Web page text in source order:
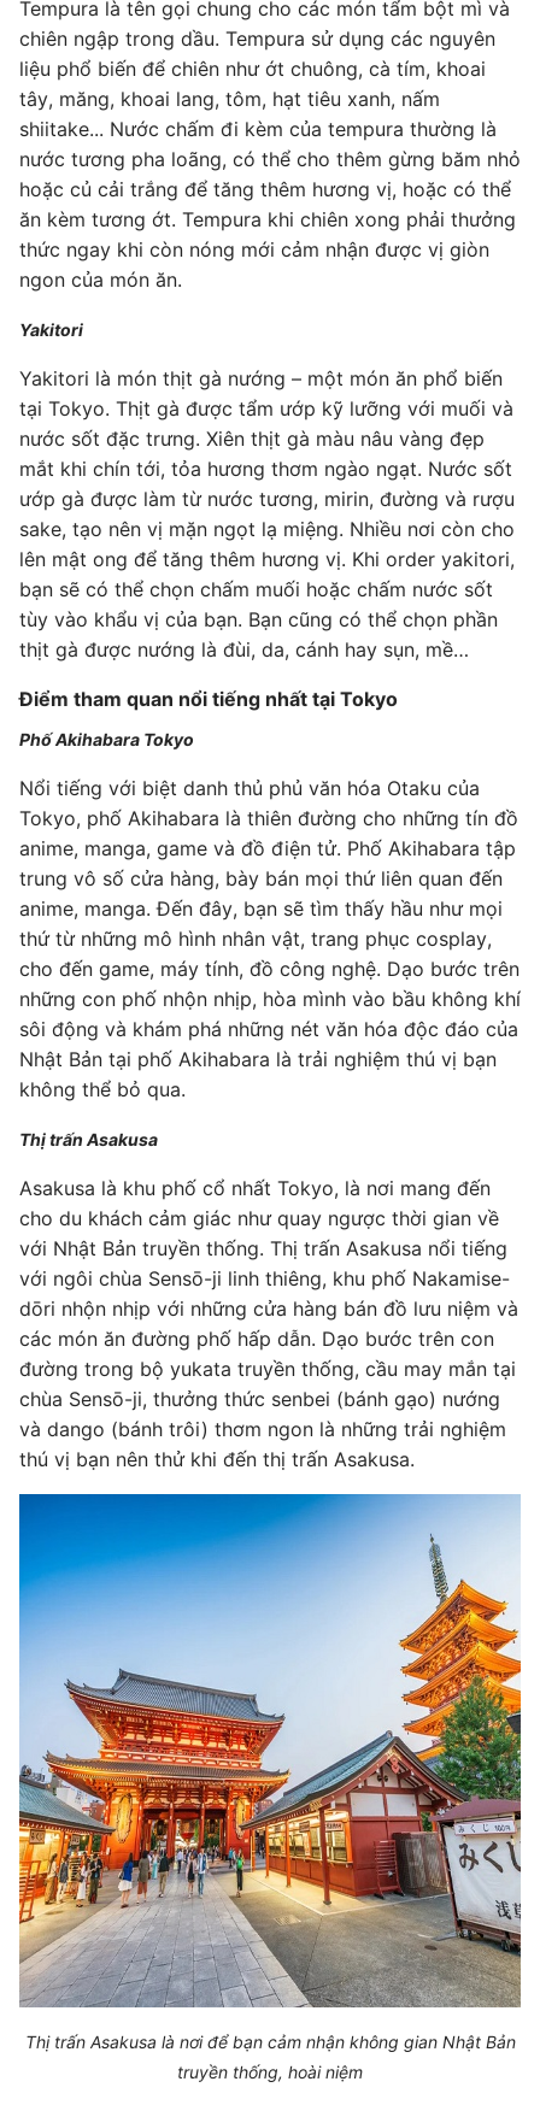
Tempura là tên gọi chung cho các món tẩm bột mì và
chiên ngập trong dầu. Tempura sử dụng các nguyên
liệu phổ biến để chiên như ớt chuông, cà tím, khoai
tây, măng, khoai lang, tôm, hạt tiêu xanh, nấm
shiitake... Nước chấm đi kèm của tempura thường là
nước tương pha loãng, có thể cho thêm gừng băm nhỏ
hoặc củ cải trắng để tăng thêm hương vị, hoặc có thể
ăn kèm tương ớt. Tempura khi chiên xong phải thưởng
thức ngay khi còn nóng mới cảm nhận được vị giòn
ngon của món ăn.
Yakitori
Yakitori là món thịt gà nướng – một món ăn phổ biến
tại Tokyo. Thịt gà được tẩm ướp kỹ lưỡng với muối và
nước sốt đặc trưng. Xiên thịt gà màu nâu vàng đẹp
mắt khi chín tới, tỏa hương thơm ngào ngạt. Nước sốt
ướp gà được làm từ nước tương, mirin, đường và rượu
sake, tạo nên vị mặn ngọt lạ miệng. Nhiều nơi còn cho
lên mật ong để tăng thêm hương vị. Khi order yakitori,
bạn sẽ có thể chọn chấm muối hoặc chấm nước sốt
tùy vào khẩu vị của bạn. Bạn cũng có thể chọn phần
thịt gà được nướng là đùi, da, cánh hay sụn, mề…
Điểm tham quan nổi tiếng nhất tại Tokyo
Phố Akihabara Tokyo
Nổi tiếng với biệt danh thủ phủ văn hóa Otaku của
Tokyo, phố Akihabara là thiên đường cho những tín đồ
anime, manga, game và đồ điện tử. Phố Akihabara tập
trung vô số cửa hàng, bày bán mọi thứ liên quan đến
anime, manga. Đến đây, bạn sẽ tìm thấy hầu như mọi
thứ từ những mô hình nhân vật, trang phục cosplay,
cho đến game, máy tính, đồ công nghệ. Dạo bước trên
những con phố nhộn nhịp, hòa mình vào bầu không khí
sôi động và khám phá những nét văn hóa độc đáo của
Nhật Bản tại phố Akihabara là trải nghiệm thú vị bạn
không thể bỏ qua.
Thị trấn Asakusa
Asakusa là khu phố cổ nhất Tokyo, là nơi mang đến
cho du khách cảm giác như quay ngược thời gian về
với Nhật Bản truyền thống. Thị trấn Asakusa nổi tiếng
với ngôi chùa Sensō-ji linh thiêng, khu phố Nakamise-
dōri nhộn nhịp với những cửa hàng bán đồ lưu niệm và
các món ăn đường phố hấp dẫn. Dạo bước trên con
đường trong bộ yukata truyền thống, cầu may mắn tại
chùa Sensō-ji, thưởng thức senbei (bánh gạo) nướng
và dango (bánh trôi) thơm ngon là những trải nghiệm
thú vị bạn nên thử khi đến thị trấn Asakusa.
Thị trấn Asakusa là nơi để bạn cảm nhận không gian Nhật Bản
truyền thống, hoài niệm